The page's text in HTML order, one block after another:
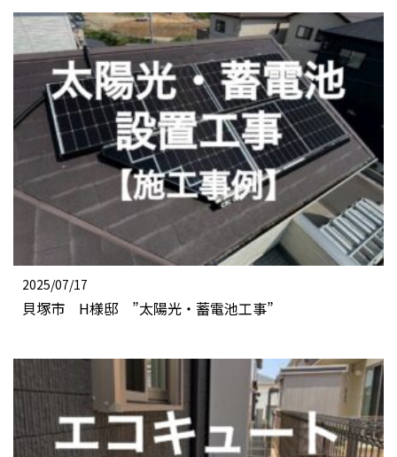
2025/07/17
貝塚市 H様邸 ”太陽光・蓄電池工事”